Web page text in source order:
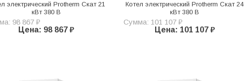
электрический Protherm Скат 21
кВт 380 В
98 867 ₽
Цена: 98 867 ₽
Котел электрический Protherm Скат 24
кВт 380 В
Сумма: 101 107 ₽
Цена: 101 107 ₽